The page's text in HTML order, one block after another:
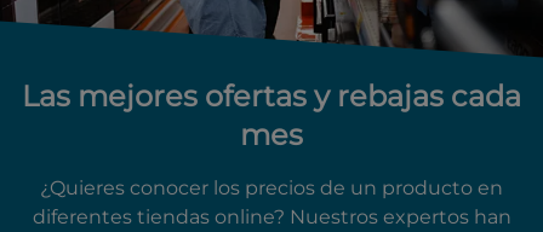
Las mejores ofertas y rebajas cada
mes
¿Quieres conocer los precios de un producto en
diferentes tiendas online? Nuestros expertos han